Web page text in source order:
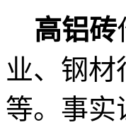
高铝砖
业、钢材
等。事实